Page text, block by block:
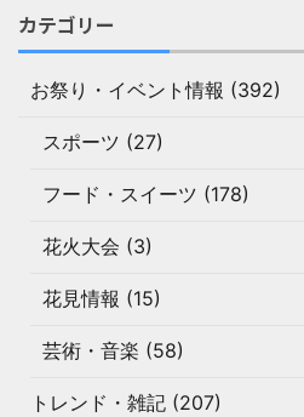
カテゴリー
お祭り・イベント情報 (392)
スポーツ (27)
フード・スイーツ (178)
花火大会 (3)
花見情報 (15)
芸術・音楽 (58)
トレンド・雑記 (207)